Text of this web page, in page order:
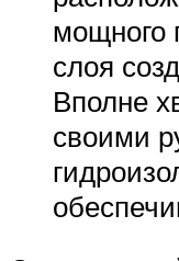
мощного
слоя
Вполне
своими